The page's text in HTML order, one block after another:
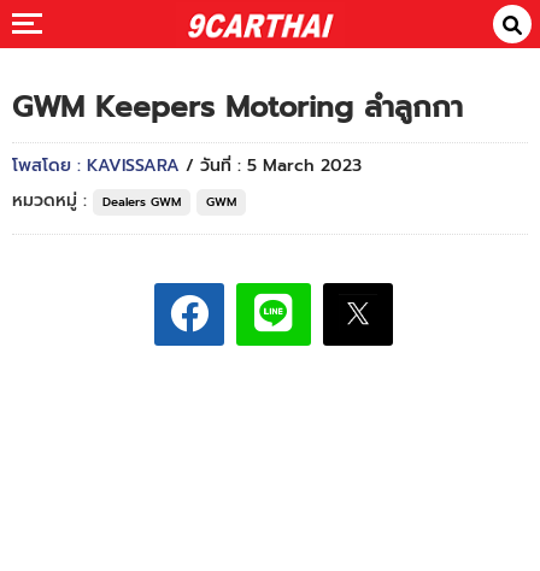
GWM Keepers Motoring ลำลูกกา
โพสโดย : KAVISSARA / วันที่ : 5 March 2023
หมวดหมู่ :
Dealers GWM GWM